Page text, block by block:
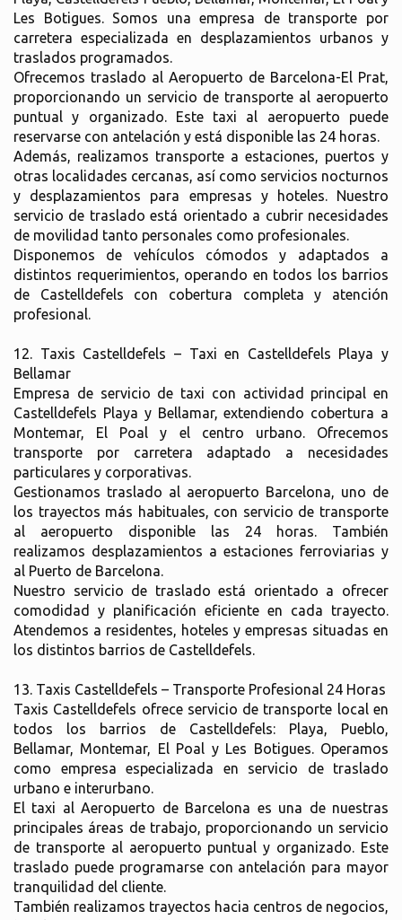
Les Botigues. Somos una empresa de transporte por
carretera especializada en desplazamientos urbanos y
traslados programados.
Ofrecemos traslado al Aeropuerto de Barcelona-El Prat,
proporcionando un servicio de transporte al aeropuerto
puntual y organizado. Este taxi al aeropuerto puede
reservarse con antelación y está disponible las 24 horas.
Además, realizamos transporte a estaciones, puertos y
otras localidades cercanas, así como servicios nocturnos
y desplazamientos para empresas y hoteles. Nuestro
servicio de traslado está orientado a cubrir necesidades
de movilidad tanto personales como profesionales.
Disponemos de vehículos cómodos y adaptados a
distintos requerimientos, operando en todos los barrios
de Castelldefels con cobertura completa y atención
profesional.
12. Taxis Castelldefels – Taxi en Castelldefels Playa y
Bellamar
Empresa de servicio de taxi con actividad principal en
Castelldefels Playa y Bellamar, extendiendo cobertura a
Montemar, El Poal y el centro urbano. Ofrecemos
transporte por carretera adaptado a necesidades
particulares y corporativas.
Gestionamos traslado al aeropuerto Barcelona, uno de
los trayectos más habituales, con servicio de transporte
al aeropuerto disponible las 24 horas. También
realizamos desplazamientos a estaciones ferroviarias y
al Puerto de Barcelona.
Nuestro servicio de traslado está orientado a ofrecer
comodidad y planificación eficiente en cada trayecto.
Atendemos a residentes, hoteles y empresas situadas en
los distintos barrios de Castelldefels.
13. Taxis Castelldefels – Transporte Profesional 24 Horas
Taxis Castelldefels ofrece servicio de transporte local en
todos los barrios de Castelldefels: Playa, Pueblo,
Bellamar, Montemar, El Poal y Les Botigues. Operamos
como empresa especializada en servicio de traslado
urbano e interurbano.
El taxi al Aeropuerto de Barcelona es una de nuestras
principales áreas de trabajo, proporcionando un servicio
de transporte al aeropuerto puntual y organizado. Este
traslado puede programarse con antelación para mayor
tranquilidad del cliente.
También realizamos trayectos hacia centros de negocios,